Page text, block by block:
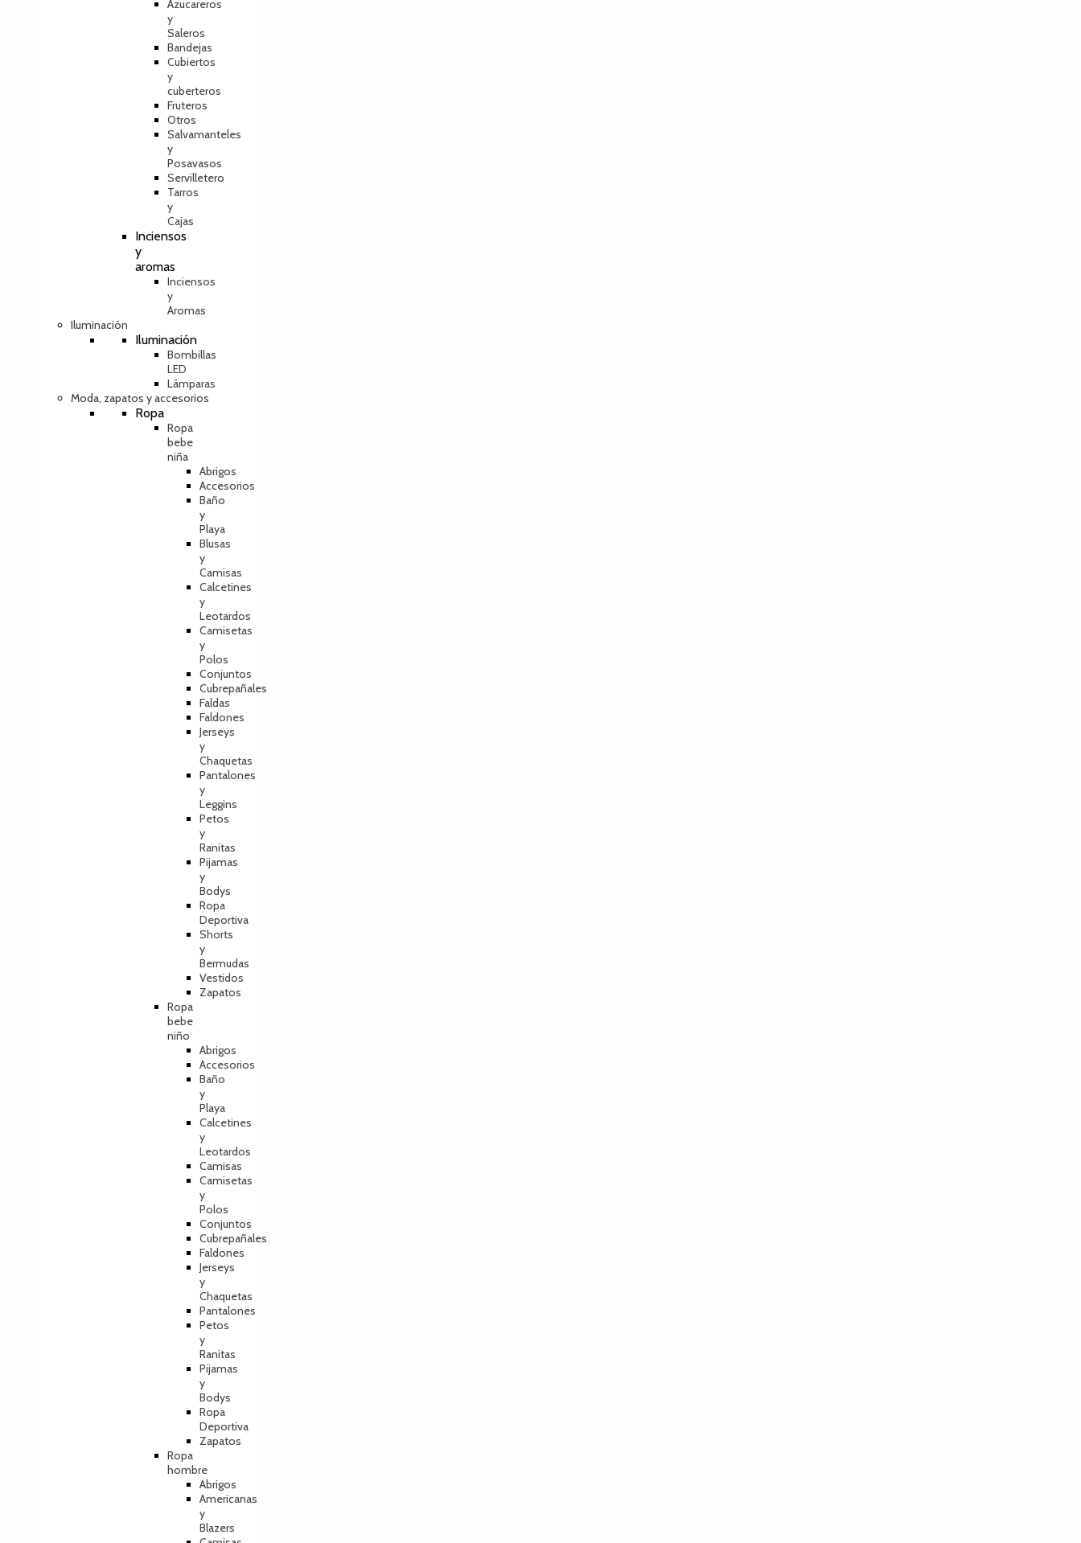
Azucareros
y
Saleros
Bandejas
Cubiertos
y
cuberteros
Fruteros
Otros
Salvamanteles
y
Posavasos
Servilletero
Tarros
y
Cajas
Inciensos
y
aromas
Inciensos
y
Aromas
Iluminación
Iluminación
Bombillas
LED
Lámparas
Moda, zapatos y accesorios
Ropa
Ropa
bebe
niña
Abrigos
Accesorios
Baño
y
Playa
Blusas
y
Camisas
Calcetines
y
Leotardos
Camisetas
y
Polos
Conjuntos
Cubrepañales
Faldas
Faldones
Jerseys
y
Chaquetas
Pantalones
y
Leggins
Petos
y
Ranitas
Pijamas
y
Bodys
Ropa
Deportiva
Shorts
y
Bermudas
Vestidos
Zapatos
Ropa
bebe
niño
Abrigos
Accesorios
Baño
y
Playa
Calcetines
y
Leotardos
Camisas
Camisetas
y
Polos
Conjuntos
Cubrepañales
Faldones
Jerseys
y
Chaquetas
Pantalones
Petos
y
Ranitas
Pijamas
y
Bodys
Ropa
Deportiva
Zapatos
Ropa
hombre
Abrigos
Americanas
y
Blazers